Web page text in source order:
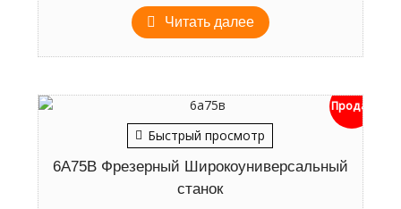
Читать далее
Быстрый просмотр
Продан
6А75В Фрезерный Широкоуниверсальный
станок